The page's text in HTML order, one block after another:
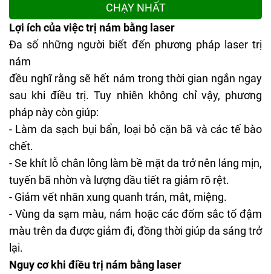
CHẠY NHẤT
Lợi ích của việc trị nám bằng laser
Đa số những người biết đến phương pháp laser trị
nám
đều nghĩ rằng sẽ hết nám trong thời gian ngắn ngay
sau khi điều trị. Tuy nhiên không chỉ vậy, phương
pháp này còn giúp:
- Làm da sạch bụi bẩn, loại bỏ cặn bã và các tế bào
chết.
-Se khít lỗ chân lông làm bề mặt da trở nên láng mịn,
tuyến bã nhờn và lượng dầu tiết ra giảm rõ rệt.
- Giảm vết nhăn xung quanh trán, mắt, miệng.
- Vùng da sạm màu, nám hoặc các đốm sắc tố đậm
màu trên da được giảm đi, đồng thời giúp da sáng trở
lại.
Nguy cơ khi điều trị nám bằng laser